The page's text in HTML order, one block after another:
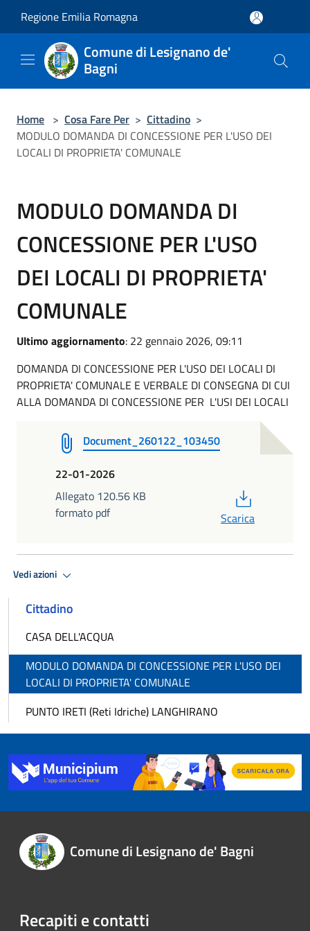
Regione Emilia Romagna
Comune di Lesignano de'
Bagni
Home > Cosa Fare Per > Cittadino >
MODULO DOMANDA DI CONCESSIONE PER L'USO DEI
LOCALI DI PROPRIETA' COMUNALE
MODULO DOMANDA DI
CONCESSIONE PER L'USO
DEI LOCALI DI PROPRIETA'
COMUNALE
Ultimo aggiornamento: 22 gennaio 2026, 09:11
DOMANDA DI CONCESSIONE PER L'USO DEI LOCALI DI
PROPRIETA' COMUNALE E VERBALE DI CONSEGNA DI CUI
ALLA DOMANDA DI CONCESSIONE PER L'USI DEI LOCALI
Document_260122_103450
22-01-2026
Allegato 120.56 KB
formato pdf
Scarica
Vedi azioni
Cittadino
CASA DELL'ACQUA
MODULO DOMANDA DI CONCESSIONE PER L'USO DEI
LOCALI DI PROPRIETA' COMUNALE
PUNTO IRETI (Reti Idriche) LANGHIRANO
Comune di Lesignano de' Bagni
Recapiti e contatti